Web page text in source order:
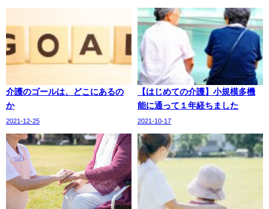
介護のゴールは、どこにあるの
か
2021-12-25
【はじめての介護】小規模多機
能に通って１年経ちました
2021-10-17